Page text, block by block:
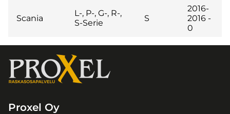
Scania
L-, P-, G-, R-,
S-Serie
S
2016-
2016 -
0
Proxel Oy